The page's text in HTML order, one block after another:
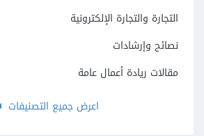
التجارة والتجارة الإلكترونية
نصائح وإرشادات
مقالات ريادة أعمال عامة
اعرض جميع التصنيفات